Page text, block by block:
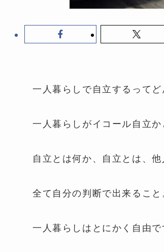
一人暮らしで自立するって
一人暮らしがイコール自立
自立とは何か、自立とは、
全て自分の判断で出来ること
一人暮らしはとにかく自由で